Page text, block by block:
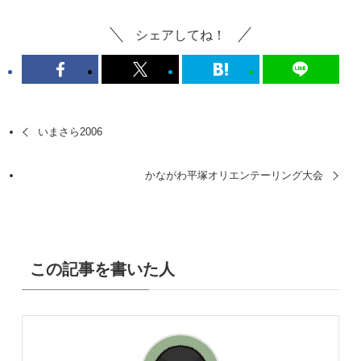
シェアしてね！
いまさら2006
かながわ平塚オリエンテーリング大会
この記事を書いた人